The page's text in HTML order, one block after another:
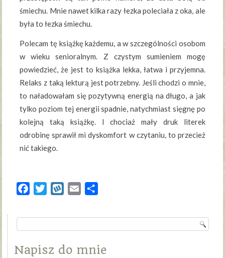
śmiechu. Mnie nawet kilka razy łezka poleciała z oka, ale
była to łezka śmiechu.
Polecam tę książkę każdemu, a w szczególności osobom
w wieku senioralnym. Z czystym sumieniem mogę
powiedzieć, że jest to książka lekka, łatwa i przyjemna.
Relaks z taką lekturą jest potrzebny. Jeśli chodzi o mnie,
to naładowałam się pozytywną energią na długo, a jak
tylko poziom tej energii spadnie, natychmiast sięgnę po
kolejną taką książkę. I chociaż mały druk literek
odrobinę sprawił mi dyskomfort w czytaniu, to przecież
nić takiego.
FacebookTwitterWykopEmail
Napisz do mnie